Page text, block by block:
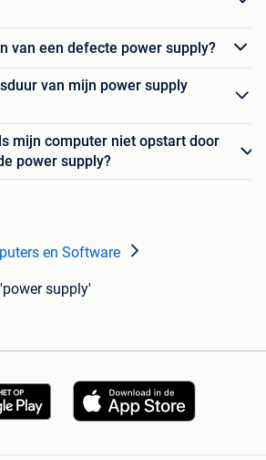
van een defecte power supply?
van mijn power supply
mijn computer niet opstart door
power supply?
en Software
supply'